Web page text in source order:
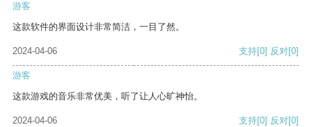
游客
这款软件的界面设计非常简洁，一目了然。
2024-04-06 支持[0] 反对[0]
游客
这款游戏的音乐非常优美，听了让人心旷神怡。
2024-04-06 支持[0] 反对[0]